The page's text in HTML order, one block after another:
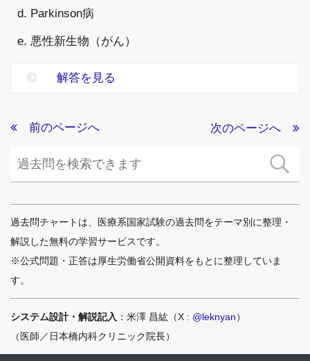
d. Parkinson病
e. 悪性新生物（がん）
解答を見る
前のページへ 次のページへ
過去問チャートは、医療系国家試験の過去問をテーマ別に整理・
解説した無料の学習サービスです。
※公式問題・正答は厚生労働省公開資料をもとに整理していま
す。
システム設計・解説記入 ：米澤 昌紘（X : @leknyan）
（医師／日本橋内科クリニック院長）